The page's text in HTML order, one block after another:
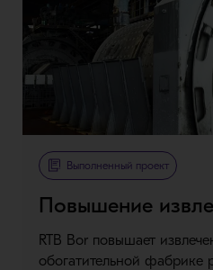
Metso PlusВыполненный проект
Повышение
RTB Bor повышает
обогатительной фабрике